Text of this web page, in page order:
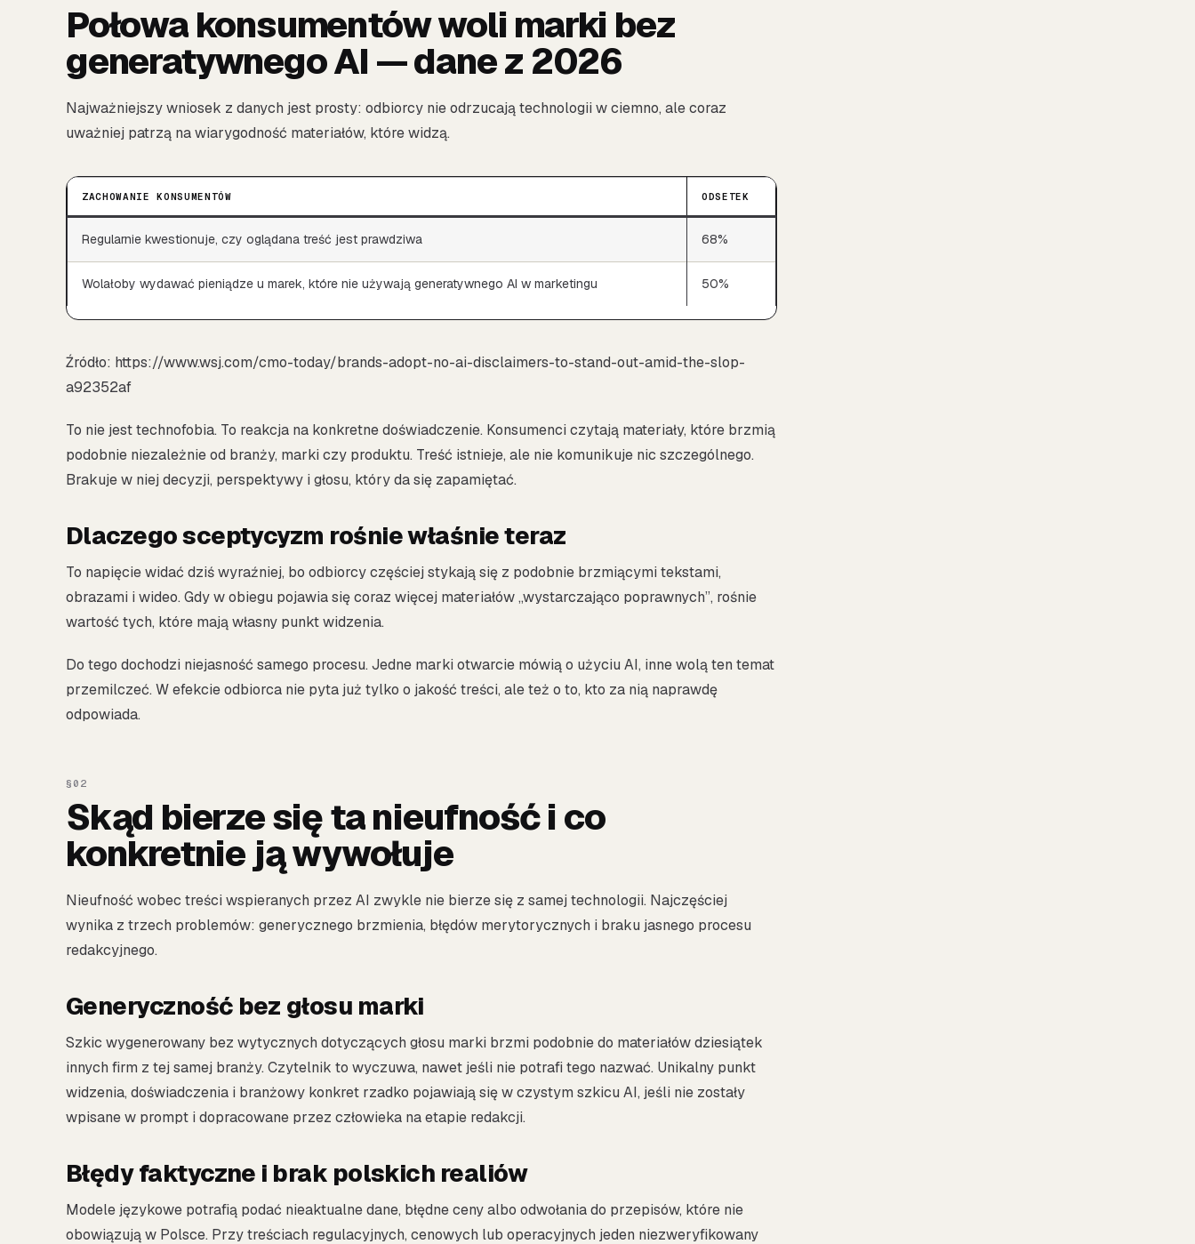
Połowa konsumentów woli marki bez
generatywnego AI — dane z 2026
Najważniejszy wniosek z danych jest prosty: odbiorcy nie odrzucają technologii w ciemno, ale coraz
uważniej patrzą na wiarygodność materiałów, które widzą.
ZACHOWANIE KONSUMENTÓW ODSETEK
Regularnie kwestionuje, czy oglądana treść jest prawdziwa 68%
Wolałoby wydawać pieniądze u marek, które nie używają generatywnego AI w marketingu 50%
Źródło: https://www.wsj.com/cmo-today/brands-adopt-no-ai-disclaimers-to-stand-out-amid-the-slop-
a92352af
To nie jest technofobia. To reakcja na konkretne doświadczenie. Konsumenci czytają materiały, które brzmią
podobnie niezależnie od branży, marki czy produktu. Treść istnieje, ale nie komunikuje nic szczególnego.
Brakuje w niej decyzji, perspektywy i głosu, który da się zapamiętać.
Dlaczego sceptycyzm rośnie właśnie teraz
To napięcie widać dziś wyraźniej, bo odbiorcy częściej stykają się z podobnie brzmiącymi tekstami,
obrazami i wideo. Gdy w obiegu pojawia się coraz więcej materiałów „wystarczająco poprawnych”, rośnie
wartość tych, które mają własny punkt widzenia.
Do tego dochodzi niejasność samego procesu. Jedne marki otwarcie mówią o użyciu AI, inne wolą ten temat
przemilczeć. W efekcie odbiorca nie pyta już tylko o jakość treści, ale też o to, kto za nią naprawdę
odpowiada.
Skąd bierze się ta nieufność i co
konkretnie ją wywołuje
Nieufność wobec treści wspieranych przez AI zwykle nie bierze się z samej technologii. Najczęściej
wynika z trzech problemów: generycznego brzmienia, błędów merytorycznych i braku jasnego procesu
redakcyjnego.
Generyczność bez głosu marki
Szkic wygenerowany bez wytycznych dotyczących głosu marki brzmi podobnie do materiałów dziesiątek
innych firm z tej samej branży. Czytelnik to wyczuwa, nawet jeśli nie potrafi tego nazwać. Unikalny punkt
widzenia, doświadczenia i branżowy konkret rzadko pojawiają się w czystym szkicu AI, jeśli nie zostały
wpisane w prompt i dopracowane przez człowieka na etapie redakcji.
Błędy faktyczne i brak polskich realiów
Modele językowe potrafią podać nieaktualne dane, błędne ceny albo odwołania do przepisów, które nie
obowiązują w Polsce. Przy treściach regulacyjnych, cenowych lub operacyjnych jeden niezweryfikowany